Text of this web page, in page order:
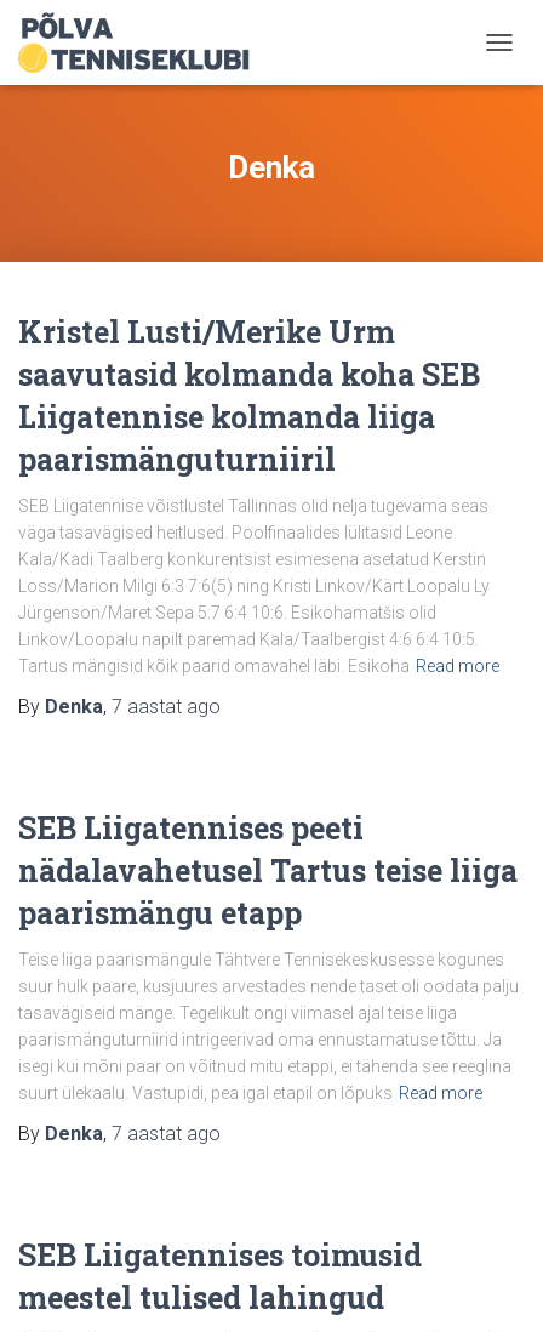
Denka
Kristel Lusti/Merike Urm
saavutasid kolmanda koha SEB
Liigatennise kolmanda liiga
paarismänguturniiril
SEB Liigatennise võistlustel Tallinnas olid nelja tugevama seas
väga tasavägised heitlused. Poolfinaalides lülitasid Leone
Kala/Kadi Taalberg konkurentsist esimesena asetatud Kerstin
Loss/Marion Milgi 6:3 7:6(5) ning Kristi Linkov/Kärt Loopalu Ly
Jürgenson/Maret Sepa 5:7 6:4 10:6. Esikohamatšis olid
Linkov/Loopalu napilt paremad Kala/Taalbergist 4:6 6:4 10:5.
Tartus mängisid kõik paarid omavahel läbi. Esikoha Read more
By Denka, 7 aastat ago
SEB Liigatennises peeti
nädalavahetusel Tartus teise liiga
paarismängu etapp
Teise liiga paarismängule Tähtvere Tennisekeskusesse kogunes
suur hulk paare, kusjuures arvestades nende taset oli oodata palju
tasavägiseid mänge. Tegelikult ongi viimasel ajal teise liiga
paarismänguturniirid intrigeerivad oma ennustamatuse tõttu. Ja
isegi kui mõni paar on võitnud mitu etappi, ei tähenda see reeglina
suurt ülekaalu. Vastupidi, pea igal etapil on lõpuks Read more
By Denka, 7 aastat ago
SEB Liigatennises toimusid
meestel tulised lahingud